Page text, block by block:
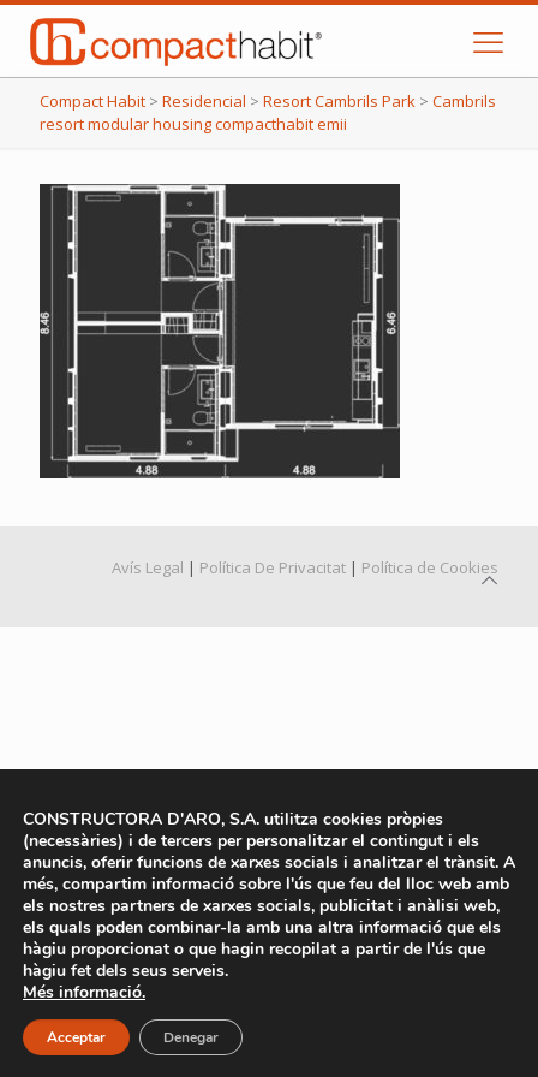
Compact Habit > Residencial > Resort Cambrils Park > Cambrils
resort modular housing compacthabit emii
Avís Legal | Política De Privacitat | Política de Cookies
CONSTRUCTORA D'ARO, S.A. utilitza cookies pròpies
(necessàries) i de tercers per personalitzar el contingut i els
anuncis, oferir funcions de xarxes socials i analitzar el trànsit. A
més, compartim informació sobre l'ús que feu del lloc web amb
els nostres partners de xarxes socials, publicitat i anàlisi web,
els quals poden combinar-la amb una altra informació que els
hàgiu proporcionat o que hagin recopilat a partir de l'ús que
hàgiu fet dels seus serveis.
Més informació.
Acceptar Denegar